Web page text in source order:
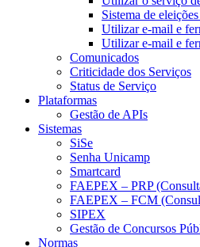
Sistema de
Utilizar e-mail e
Utilizar e-mail e
Comunicados
Criticidade dos Serviços
Status de Serviço
Plataformas
Gestão de APIs
Sistemas
SiSe
Senha Unicamp
Smartcard
FAEPEX – PRP
FAEPEX – FCM
SIPEX
Gestão de Concursos
Normas